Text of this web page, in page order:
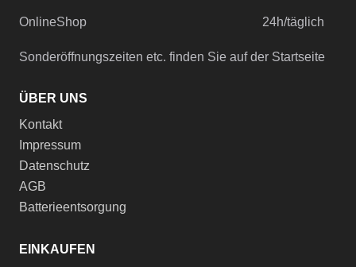
OnlineShop 24h/täglich
Sonderöffnungszeiten etc. finden Sie auf der Startseite
ÜBER UNS
Kontakt
Impressum
Datenschutz
AGB
Batterieentsorgung
EINKAUFEN